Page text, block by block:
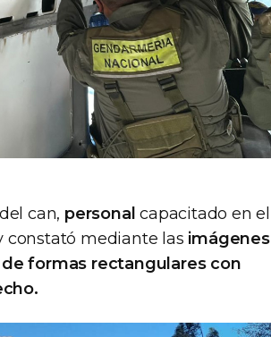
can, personal capacitado en el
constató mediante las imágenes
formas rectangulares con